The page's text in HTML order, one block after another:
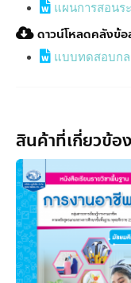
แผนการสอนร
ดาวน์โหลดคลังข้
แบบทดสอบกล
สินค้าที่เกี่ยวข้อง